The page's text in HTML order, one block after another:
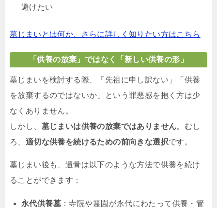
避けたい
墓じまいとは何か、さらに詳しく知りたい方はこちら
「供養の放棄」ではなく「新しい供養の形」
墓じまいを検討する際、「先祖に申し訳ない」「供養
を放棄するのではないか」という罪悪感を抱く方は少
なくありません。
しかし、 墓じまいは供養の放棄ではありません。むし
ろ、 適切な供養を続けるための前向きな選択です。
墓じまい後も、遺骨は以下のような方法で供養を続け
ることができます：
永代供養墓 ：寺院や霊園が永代にわたって供養・管